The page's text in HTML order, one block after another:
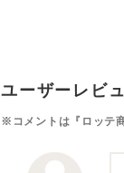
ユーザーレビ
※コメントは『ロッテ